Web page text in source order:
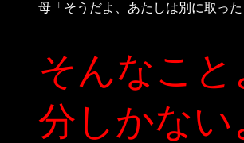
母「そうだよ、あたしは別に取っ
そんなこ
分しかない